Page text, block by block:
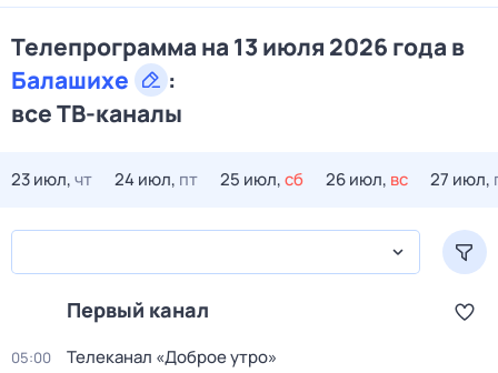
Телепрограмма на 13 июля 2026 года в
Балашихе
:
все ТВ-каналы
23 июл,чт 24 июл, пт 25 июл,сб 26 июл, вс 27 июл,
Первый канал
05:00 Телеканал «Доброе утро»